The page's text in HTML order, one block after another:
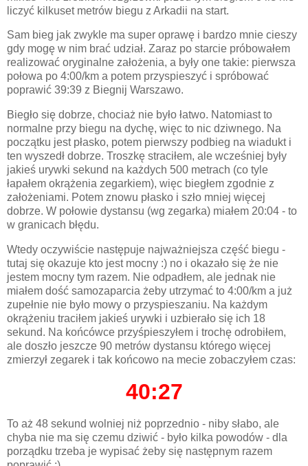
liczyć kilkuset metrów biegu z Arkadii na start.
Sam bieg jak zwykle ma super oprawę i bardzo mnie cieszy
gdy mogę w nim brać udział. Zaraz po starcie próbowałem
realizować oryginalne założenia, a były one takie: pierwsza
połowa po 4:00/km a potem przyspieszyć i spróbować
poprawić 39:39 z Biegnij Warszawo.
Biegło się dobrze, chociaż nie było łatwo. Natomiast to
normalne przy biegu na dychę, więc to nic dziwnego. Na
początku jest płasko, potem pierwszy podbieg na wiadukt i
ten wyszedł dobrze. Troszkę straciłem, ale wcześniej były
jakieś urywki sekund na każdych 500 metrach (co tyle
łapałem okrążenia zegarkiem), więc biegłem zgodnie z
założeniami. Potem znowu płasko i szło mniej więcej
dobrze. W połowie dystansu (wg zegarka) miałem 20:04 - to
w granicach błędu.
Wtedy oczywiście następuje najważniejsza część biegu -
tutaj się okazuje kto jest mocny :) no i okazało się że nie
jestem mocny tym razem. Nie odpadłem, ale jednak nie
miałem dość samozaparcia żeby utrzymać to 4:00/km a już
zupełnie nie było mowy o przyspieszaniu. Na każdym
okrążeniu traciłem jakieś urywki i uzbierało się ich 18
sekund. Na końcówce przyśpieszyłem i trochę odrobiłem,
ale doszło jeszcze 90 metrów dystansu którego więcej
zmierzył zegarek i tak końcowo na mecie zobaczyłem czas:
40:27
To aż 48 sekund wolniej niż poprzednio - niby słabo, ale
chyba nie ma się czemu dziwić - było kilka powodów - dla
porządku trzeba je wypisać żeby się następnym razem